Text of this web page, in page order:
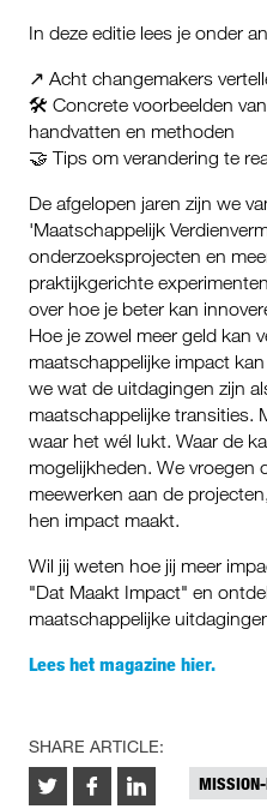
In deze editie lees je onder
↗️ Acht changemakers
🛠️ Concrete voorbeelden
handvatten en methoden
🤝 Tips om verandering te
De afgelopen jaren zijn we
'Maatschappelijk
onderzoeksprojecten en
praktijkgerichte
over hoe je beter kan
Hoe je zowel meer geld kan
maatschappelijke impact
we wat de uitdagingen zijn
maatschappelijke transities.
waar het wél lukt. Waar de
mogelijkheden. We vroegen
meewerken aan de
hen impact maakt.
Wil jij weten hoe jij meer
"Dat Maakt Impact" en
maatschappelijke
Lees het magazine hier.
SHARE ARTICLE:
MISSION-